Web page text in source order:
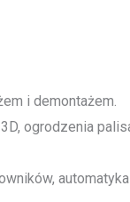
i demontażem.
ogrodzenia